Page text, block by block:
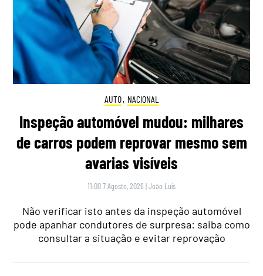
AUTO, NACIONAL
Inspeção automóvel mudou: milhares
de carros podem reprovar mesmo sem
avarias visíveis
11:00 7 Agosto, 2026 |João Luís
Não verificar isto antes da inspeção automóvel
pode apanhar condutores de surpresa: saiba como
consultar a situação e evitar reprovação